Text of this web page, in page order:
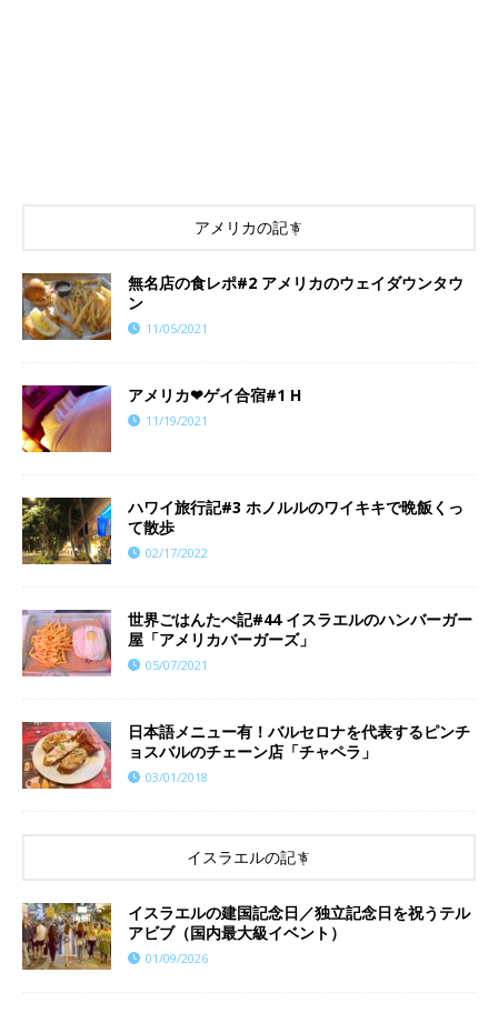
アメリカの記事
無名店の食レポ#2 アメリカのウェイダウンタウ
ン
11/05/2021
アメリカ❤︎ゲイ合宿#1 H
11/19/2021
ハワイ旅行記#3 ホノルルのワイキキで晩飯くっ
て散歩
02/17/2022
世界ごはんたべ記#44 イスラエルのハンバーガー
屋「アメリカバーガーズ」
05/07/2021
日本語メニュー有！バルセロナを代表するピンチ
ョスバルのチェーン店「チャペラ」
03/01/2018
イスラエルの記事
イスラエルの建国記念日／独立記念日を祝うテル
アビブ（国内最大級イベント）
01/09/2026